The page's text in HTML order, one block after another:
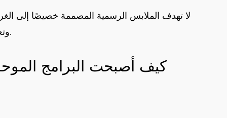
لا تهدف الملابس الرسمية المصممة خصيصًا إلى
وتعزيز معنويات الموظفين، وتعزيز ثقافة الشركة.
كيف أصبحت البرامج